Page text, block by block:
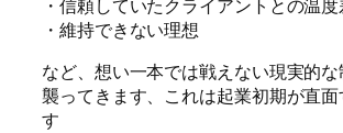
・信頼していたクライアントとの温
・維持できない理想
など、想い一本では戦えない現実的
襲ってきます、これは起業初期が直
す